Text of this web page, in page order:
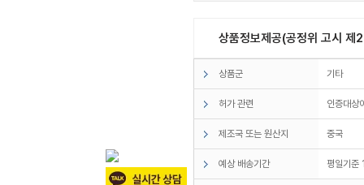
상품정보제공(공정위 고시
상품군 기타
허가 관련 인증대상
제조국 또는 원산지 중국
예상 배송기간 평일기준